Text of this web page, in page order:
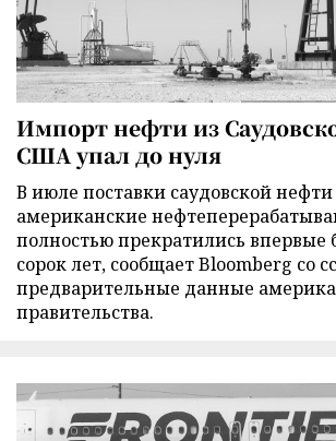
Импорт нефти из
США упал до нуля
В июле поставки саудовской
американские
полностью прекратились впервые
сорок лет, сообщает Bloomberg со
предварительные данные
правительства.